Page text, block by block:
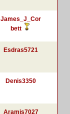
James_J_Cor
bett
Esdras5721
Denis3350
Aramis7027